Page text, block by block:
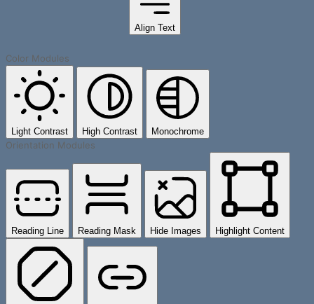
Align Text
Color Modules
Light Contrast High Contrast Monochrome
Orientation Modules
Reading Line Reading Mask Hide Images Highlight Content